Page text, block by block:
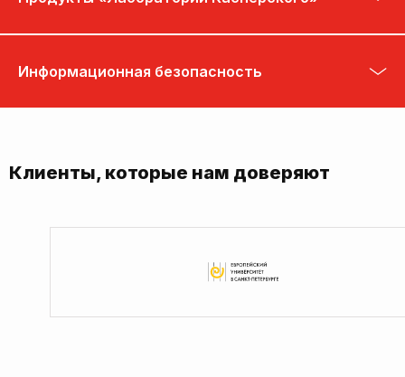
Информационная безопасность
Клиенты, которые нам доверяют